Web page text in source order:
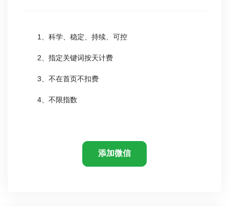
1、科学、稳定、持续、可控
2、指定关键词按天计费
3、不在首页不扣费
4、不限指数
添加微信